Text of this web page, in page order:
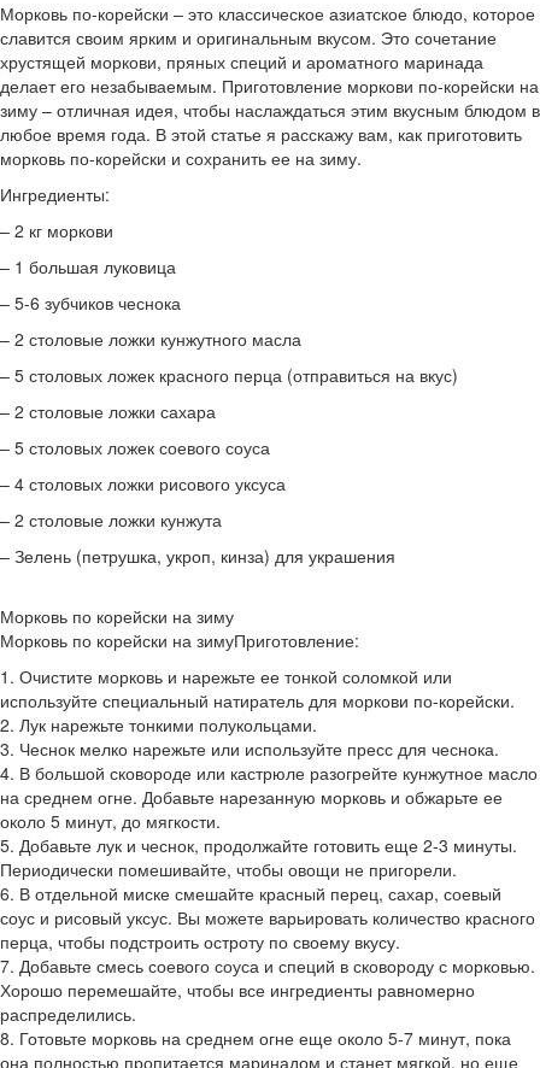
Морковь по-корейски – это классическое азиатское блюдо, которое
славится своим ярким и оригинальным вкусом. Это сочетание
хрустящей моркови, пряных специй и ароматного маринада
делает его незабываемым. Приготовление моркови по-корейски на
зиму – отличная идея, чтобы наслаждаться этим вкусным блюдом в
любое время года. В этой статье я расскажу вам, как приготовить
морковь по-корейски и сохранить ее на зиму.
Ингредиенты:
– 2 кг моркови
– 1 большая луковица
– 5-6 зубчиков чеснока
– 2 столовые ложки кунжутного масла
– 5 столовых ложек красного перца (отправиться на вкус)
– 2 столовые ложки сахара
– 5 столовых ложек соевого соуса
– 4 столовых ложки рисового уксуса
– 2 столовые ложки кунжута
– Зелень (петрушка, укроп, кинза) для украшения
Морковь по корейски на зиму
Морковь по корейски на зимуПриготовление:
1. Очистите морковь и нарежьте ее тонкой соломкой или
используйте специальный натиратель для моркови по-корейски.
2. Лук нарежьте тонкими полукольцами.
3. Чеснок мелко нарежьте или используйте пресс для чеснока.
4. В большой сковороде или кастрюле разогрейте кунжутное масло
на среднем огне. Добавьте нарезанную морковь и обжарьте ее
около 5 минут, до мягкости.
5. Добавьте лук и чеснок, продолжайте готовить еще 2-3 минуты.
Периодически помешивайте, чтобы овощи не пригорели.
6. В отдельной миске смешайте красный перец, сахар, соевый
соус и рисовый уксус. Вы можете варьировать количество красного
перца, чтобы подстроить остроту по своему вкусу.
7. Добавьте смесь соевого соуса и специй в сковороду с морковью.
Хорошо перемешайте, чтобы все ингредиенты равномерно
распределились.
8. Готовьте морковь на среднем огне еще около 5-7 минут, пока
она полностью пропитается маринадом и станет мягкой, но еще